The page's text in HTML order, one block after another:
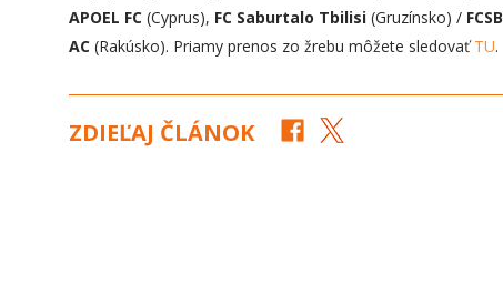
APOEL FC (Cyprus), FC Saburtalo Tbilisi (Gruzínsko) / FCSB
AC (Rakúsko). Priamy prenos zo žrebu môžete sledovaťTU.
ZDIEĽAJ ČLÁNOK